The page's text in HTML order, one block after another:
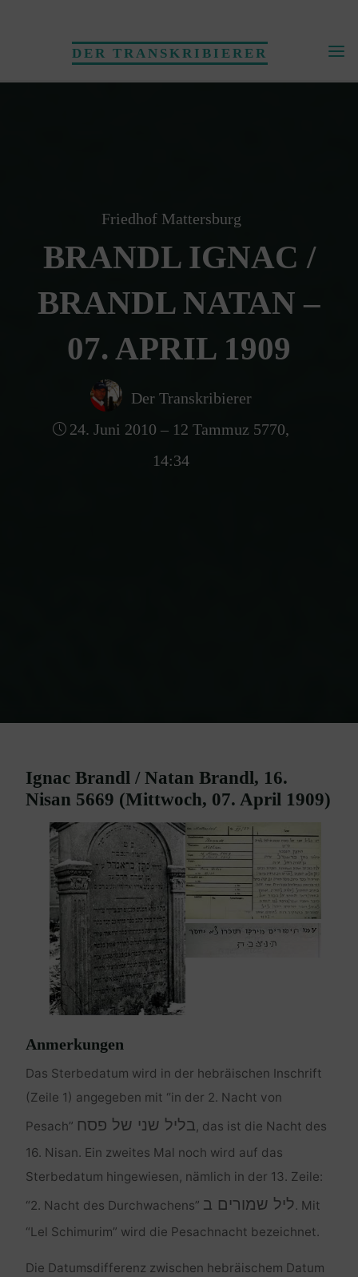
DER TRANSKRIBIERER
Friedhof Mattersburg
BRANDL IGNAC /
BRANDL NATAN –
07. APRIL 1909
Der Transkribierer
24. Juni 2010 – 12 Tammuz 5770,
14:34
Ignac Brandl / Natan Brandl, 16.
Nisan 5669 (Mittwoch, 07. April 1909)
Anmerkungen
Das Sterbedatum wird in der hebräischen Inschrift
(Zeile 1) angegeben mit “in der 2. Nacht von
Pesach” בליל שני של פסח, das ist die Nacht des
16. Nisan. Ein zweites Mal noch wird auf das
Sterbedatum hingewiesen, nämlich in der 13. Zeile:
“2. Nacht des Durchwachens” ליל שמורים ב. Mit
“Lel Schimurim” wird die Pesachnacht bezeichnet.
Die Datumsdifferenz zwischen hebräischem Datum